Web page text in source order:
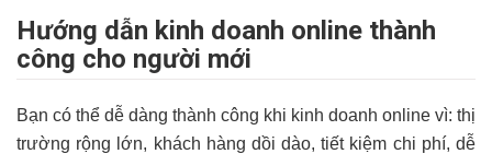
Hướng dẫn kinh doanh online thành
công cho người mới
Bạn có thể dễ dàng thành công khi kinh doanh online vì: thị
trường rộng lớn, khách hàng dồi dào, tiết kiệm chi phí, dễ